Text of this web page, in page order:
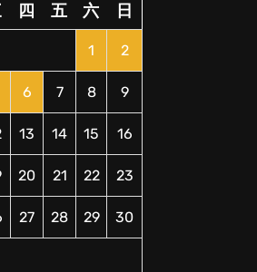
四 五 六 日
1 2
6 7 8 9
13 14 15 16
20 21 22 23
27 28 29 30